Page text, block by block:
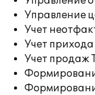
Управление
Учет
Учет
Учет продаж